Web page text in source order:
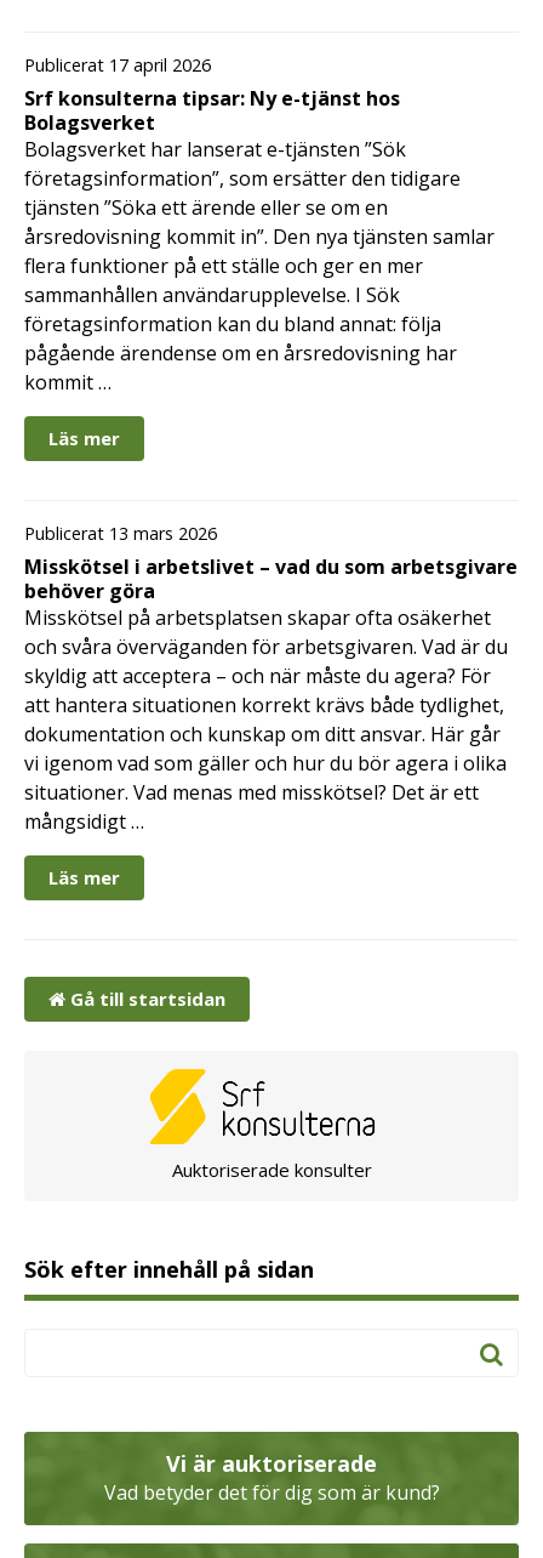
Publicerat 17 april 2026
Srf konsulterna tipsar: Ny e-tjänst hos
Bolagsverket
Bolagsverket har lanserat e-tjänsten ”Sök
företagsinformation”, som ersätter den tidigare
tjänsten ”Söka ett ärende eller se om en
årsredovisning kommit in”. Den nya tjänsten samlar
flera funktioner på ett ställe och ger en mer
sammanhållen användarupplevelse. I Sök
företagsinformation kan du bland annat: följa
pågående ärendense om en årsredovisning har
kommit …
Läs mer
Publicerat 13 mars 2026
Misskötsel i arbetslivet – vad du som arbetsgivare
behöver göra
Misskötsel på arbetsplatsen skapar ofta osäkerhet
och svåra överväganden för arbetsgivaren. Vad är du
skyldig att acceptera – och när måste du agera? För
att hantera situationen korrekt krävs både tydlighet,
dokumentation och kunskap om ditt ansvar. Här går
vi igenom vad som gäller och hur du bör agera i olika
situationer. Vad menas med misskötsel? Det är ett
mångsidigt …
Läs mer
Gå till startsidan
Auktoriserade konsulter
Sök efter innehåll på sidan
Vi är auktoriserade
Vad betyder det för dig som är kund?